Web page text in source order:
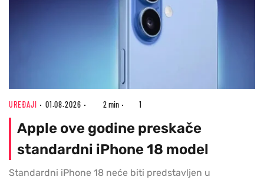
UREĐAJI 01.08.2026 2 min 1
Apple ove godine preskače
standardni iPhone 18 model
Standardni iPhone 18 neće biti predstavljen u